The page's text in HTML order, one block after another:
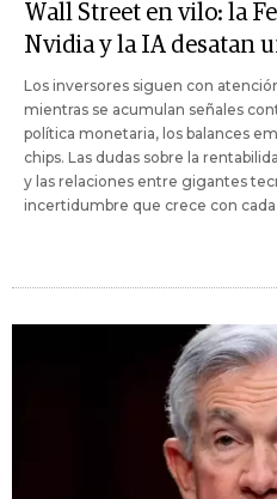
Wall Street en vilo: la
Nvidia y la IA desatan
Los inversores siguen con
mientras se acumulan señales
política monetaria, los balances
chips. Las dudas sobre la
y las relaciones entre gigantes
incertidumbre que crece con